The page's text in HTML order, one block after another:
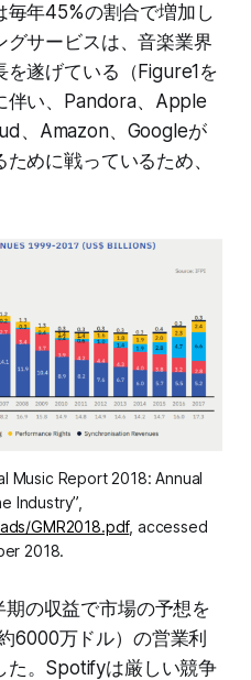
毎年45%の割合で増加し
グサービスは、音楽業界
遂げている（Figure1を
伴い、Pandora、Apple
、Amazon、Googleが
めに戦っているため、
Music Report 2018: Annual
Industry”,
GMR2018.pdf, accessed
2018.
の収益で市場の予想を
6000万ドル）の営業利
た。Spotifyは厳しい競争